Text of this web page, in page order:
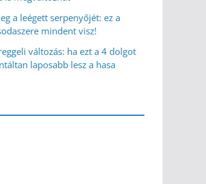
a leégett serpenyőjét: ez a
mindent visz!
változás: ha ezt a 4 dolgot
laposabb lesz a hasa